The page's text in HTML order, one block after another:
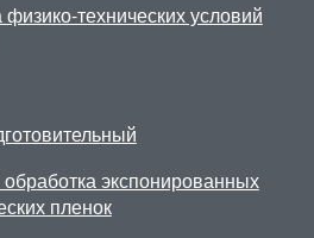
технических условий
экспонированных
пленок